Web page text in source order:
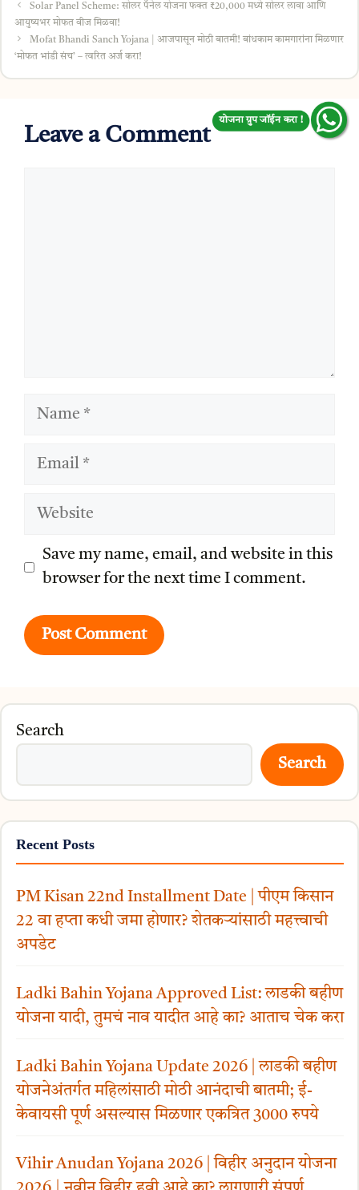
Solar Panel Scheme: सोलर पॅनेल योजना फक्त ₹20,000 मध्ये सोलर लावा आणि
आयुष्यभर मोफत वीज मिळवा!
Mofat Bhandi Sanch Yojana | आजपासून मोठी बातमी! बांधकाम कामगारांना मिळणार
‘मोफत भांडी संच’ – त्वरित अर्ज करा!
Leave a Comment
Name
Email
Website
Save my name, email, and website in this
browser for the next time I comment.
Search
Search
Recent Posts
PM Kisan 22nd Installment Date | पीएम किसान
22 वा हप्ता कधी जमा होणार? शेतकऱ्यांसाठी महत्त्वाची
अपडेट
Ladki Bahin Yojana Approved List: लाडकी बहीण
योजना यादी, तुमचं नाव यादीत आहे का? आताच चेक करा
Ladki Bahin Yojana Update 2026 | लाडकी बहीण
योजनेअंतर्गत महिलांसाठी मोठी आनंदाची बातमी; ई-
केवायसी पूर्ण असल्यास मिळणार एकत्रित 3000 रुपये
Vihir Anudan Yojana 2026 | विहीर अनुदान योजना
योजना ग्रुप जॉईन करा !